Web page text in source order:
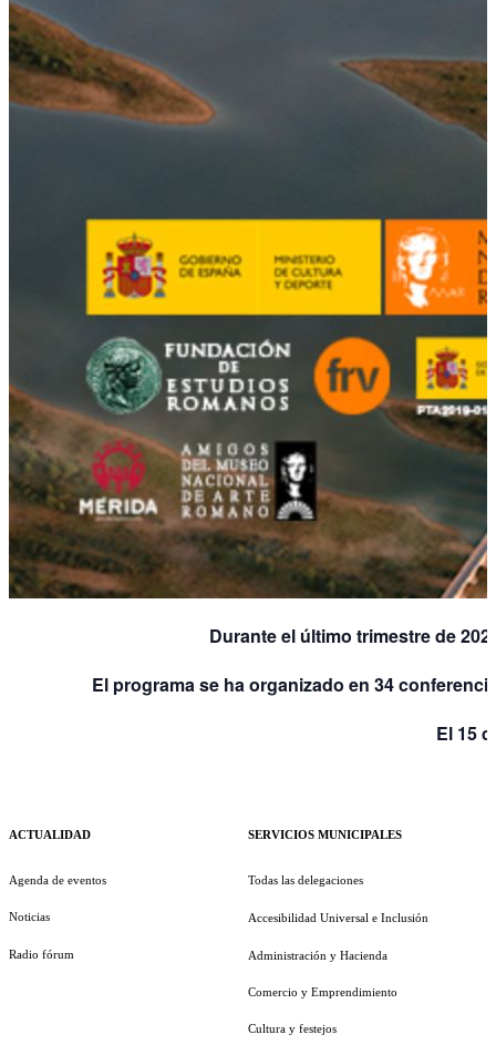
Durante el último trimestre de
El programa se ha organizado en 34
El 15
ACTUALIDAD
Agenda de eventos
Noticias
Radio fórum
SERVICIOS MUNICIPALES
Todas las delegaciones
Accesibilidad Universal e Inclusión
Administración y Hacienda
Comercio y Emprendimiento
Cultura y festejos